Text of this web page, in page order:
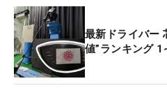
最新ドライバー
値”ランキング